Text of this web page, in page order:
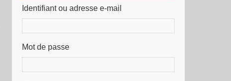
Identifiant ou adresse e-mail
Mot de passe